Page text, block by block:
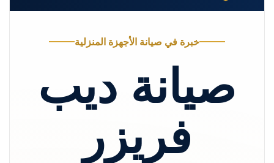
خبرة في صيانة الأجهزة المنزلية
صيانة ديب
فريزر